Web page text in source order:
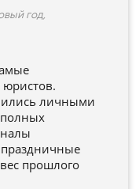
год
личными
прошлого